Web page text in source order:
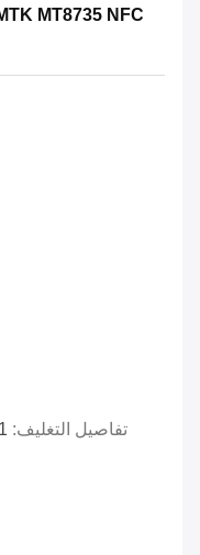
MT8735 NFC
تفاصيل التغليف: